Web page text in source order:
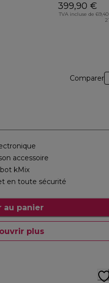
399,90 €
TVA incluse de
Comparer
accessoire
kMix
en toute sécurité
au panier
plus